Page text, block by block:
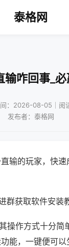
泰格网
咋回事_
：2026-08-05｜阅
发布者：泰格网
输的玩家，快
群获取软件安装
操作方式十分
能，一键便可